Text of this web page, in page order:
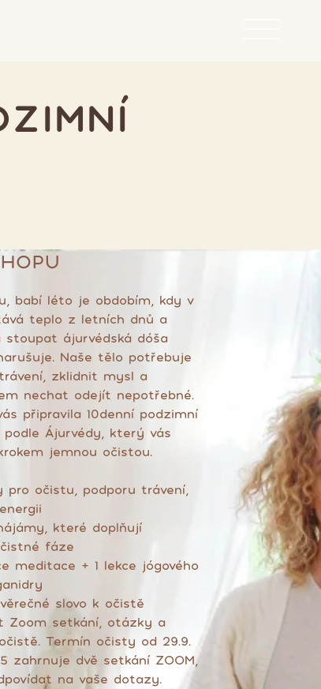
babí léto je obdobím, kdy v
teplo z letních dnů a
stoupat ájurvédská dóša
Naše tělo potřebuje
zklidnit mysl a
nechat odejít nepotřebné.
připravila 10denní podzimní
Ájurvédy, který vás
jemnou očistou.
pro očistu, podporu trávení,
které doplňují
fáze
meditace + 1 lekce jógového
slovo k očistě
Zoom setkání, otázky a
Termín očisty od 29.9.
zahrnuje dvě setkání ZOOM,
na vaše dotazy.